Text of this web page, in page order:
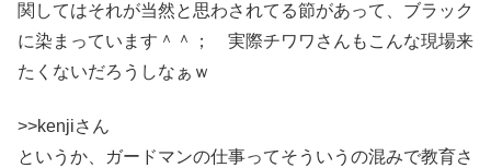
関してはそれが当然と思わされてる節があって、ブラック
に染まっています＾＾； 実際チワワさんもこんな現場来
たくないだろうしなぁｗ
>>kenjiさん
というか、ガードマンの仕事ってそういうの混みで教育さ